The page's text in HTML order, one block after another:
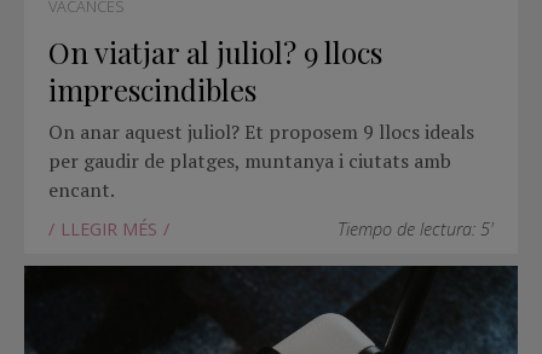
VACANCES
On viatjar al juliol? 9 llocs
imprescindibles
On anar aquest juliol? Et proposem 9 llocs ideals
per gaudir de platges, muntanya i ciutats amb
encant.
LLEGIR MÉS Tiempo de lectura: 5'